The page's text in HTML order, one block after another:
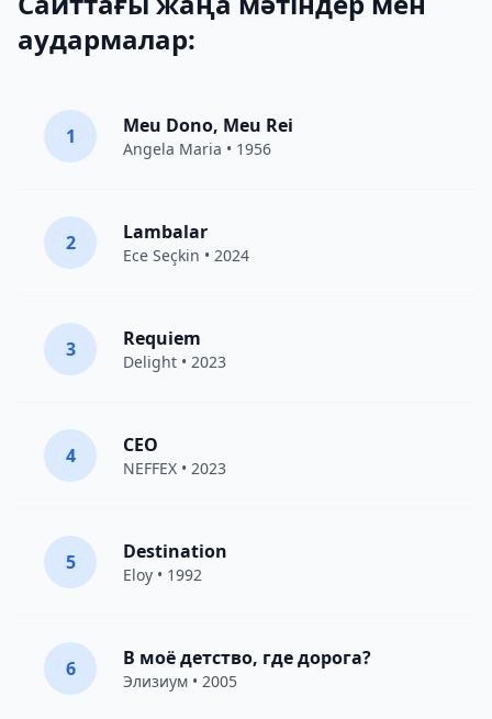
аудармалар:
1 Meu Dono, Meu Rei
Angela Maria • 1956
2 Lambalar
Ece Seçkin • 2024
3 Requiem
Delight • 2023
4 CEO
NEFFEX • 2023
5 Destination
Eloy • 1992
6 В моё детство, где дорога?
Элизиум • 2005